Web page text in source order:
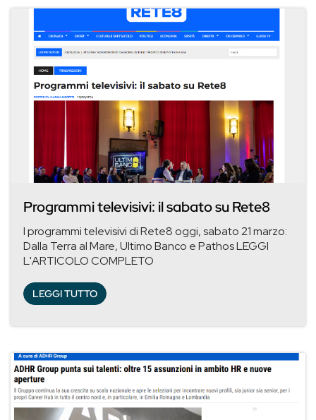
Programmi televisivi: il sabato su Rete8
I programmi televisivi di Rete8 oggi, sabato 21 marzo:
Dalla Terra al Mare, Ultimo Banco e Pathos LEGGI
L'ARTICOLO COMPLETO
LEGGI TUTTO